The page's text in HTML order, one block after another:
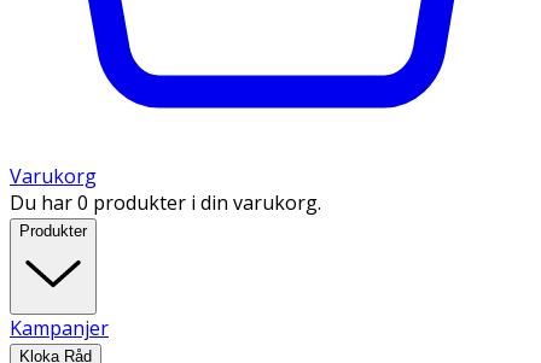
Varukorg
Du har 0 produkter i din varukorg.
Produkter
Kampanjer
Kloka Råd